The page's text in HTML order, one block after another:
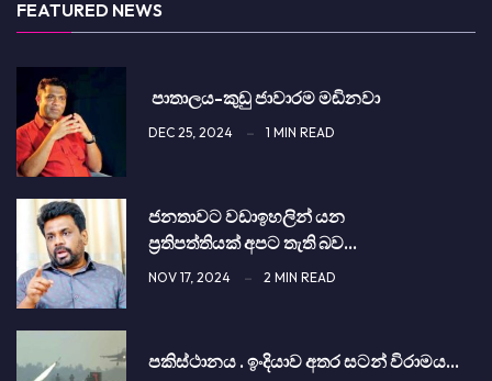
FEATURED NEWS
පාතාලය-කුඩු ජාවාරම මඬිනවා
DEC 25, 2024 1 MIN READ
ජනතාවට වඩාඉහලින් යන
ප්‍රතිපත්තියක් අපට තැති බව…
NOV 17, 2024 2 MIN READ
පකිස්ථානය . ඉංදියාව අතර සටන් විරාමය…